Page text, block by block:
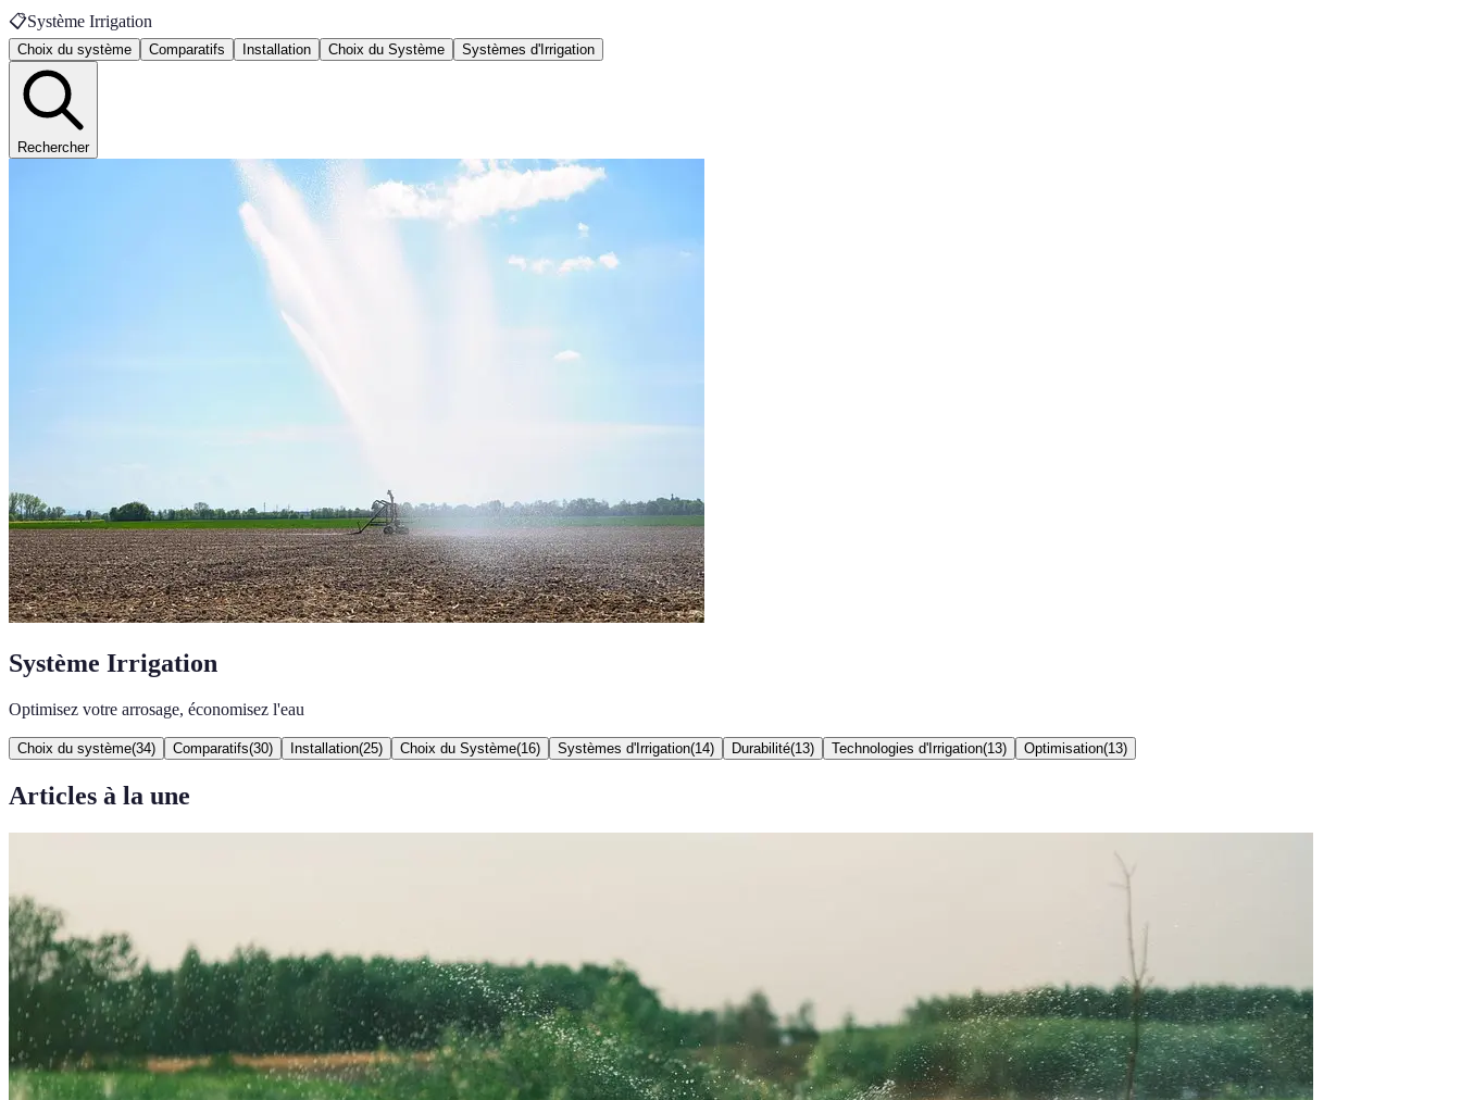
📋Système Irrigation
Choix du système Comparatifs Installation Choix du Système Systèmes d'Irrigation
Rechercher
Système Irrigation
Optimisez votre arrosage, économisez l'eau
Choix du système(34) Comparatifs(30) Installation(25) Choix du Système(16) Systèmes d'Irrigation(14) Durabilité(13) Technologies d'Irrigation(13) Optimisation(13)
Articles à la une